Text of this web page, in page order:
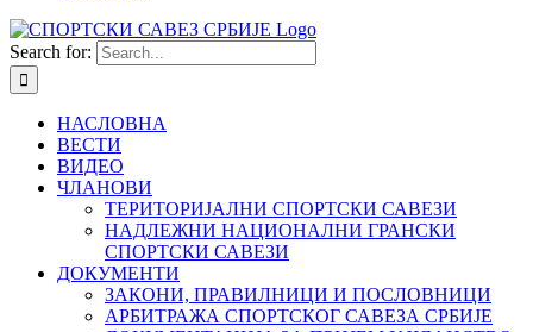
Search for:
НАСЛОВНА
ВЕСТИ
ВИДЕО
ЧЛАНОВИ
ТЕРИТОРИЈАЛНИ СПОРТСКИ САВЕЗИ
НАДЛЕЖНИ НАЦИОНАЛНИ ГРАНСКИ
СПОРТСКИ САВЕЗИ
ДОКУМЕНТИ
ЗАКОНИ, ПРАВИЛНИЦИ И ПОСЛОВНИЦИ
АРБИТРАЖА СПОРТСКОГ САВЕЗА СРБИЈЕ